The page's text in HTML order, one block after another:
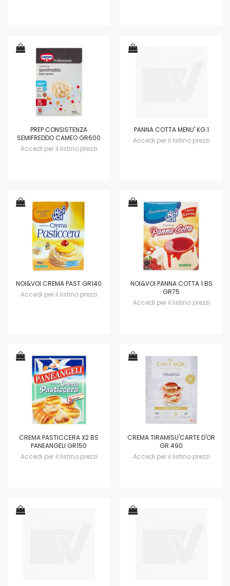
PREP.CONSISTENZA
SEMIFREDDO CAMEO GR600
Accedi per il listino prezzi
PANNA COTTA MENU' KG.1
Accedi per il listino prezzi
NOI&VOI CREMA PAST.GR140
Accedi per il listino prezzi
NOI&VOI PANNA COTTA 1 BS
GR75
Accedi per il listino prezzi
CREMA PASTICCERA X2 BS
PANEANGELI GR150
Accedi per il listino prezzi
CREMA TIRAMISU'CARTE D'OR
GR.490
Accedi per il listino prezzi